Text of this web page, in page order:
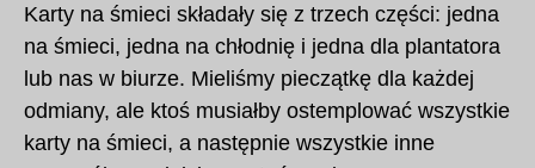
Karty na śmieci składały się z trzech części: jedna
na śmieci, jedna na chłodnię i jedna dla plantatora
lub nas w biurze. Mieliśmy pieczątkę dla każdej
odmiany, ale ktoś musiałby ostemplować wszystkie
karty na śmieci, a następnie wszystkie inne